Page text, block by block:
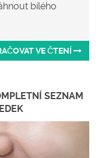
bílého
VE ČTENÍ
SEZNAM